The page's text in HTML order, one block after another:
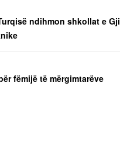
ndihmon shkollat e
fëmijë të mërgimtarëve